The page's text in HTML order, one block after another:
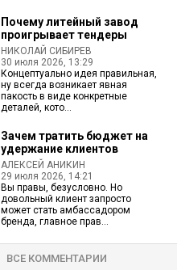
Почему литейный завод
проигрывает тендеры
НИКОЛАЙ СИБИРЕВ
30 июля 2026, 13:29
Концептуально идея правильная,
ну всегда возникает явная
пакость в виде конкретные
деталей, кото...
Зачем тратить бюджет на
удержание клиентов
АЛЕКСЕЙ АНИКИН
29 июля 2026, 14:21
Вы правы, безусловно. Но
довольный клиент запросто
может стать амбассадором
бренда, главное прав...
ВСЕ КОММЕНТАРИИ